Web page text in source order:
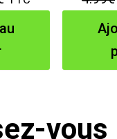
est :
vous